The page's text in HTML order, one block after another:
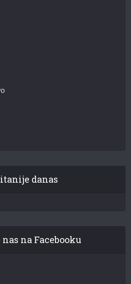
danas
na Facebooku